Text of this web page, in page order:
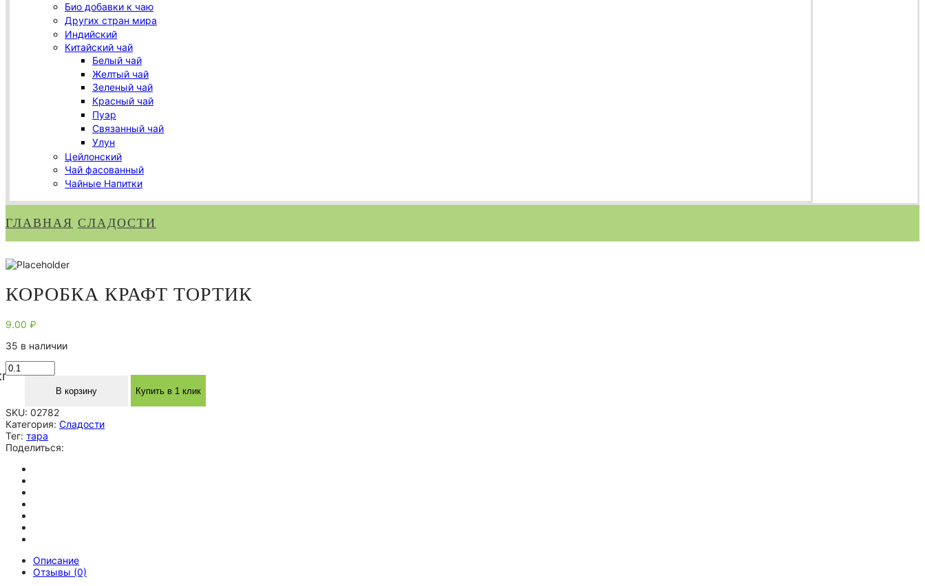
Био добавки к чаю
Других стран мира
Индийский
Китайский чай
Белый чай
Желтый чай
Зеленый чай
Красный чай
Пуэр
Связанный чай
Улун
Цейлонский
Чай фасованный
Чайные Напитки
ГЛАВНАЯ СЛАДОСТИ
КОРОБКА КРАФТ ТОРТИК
9.00 ₽
35 в наличии
Количество
товара
Тортик
В корзину Купить в 1 клик
SKU: 02782
Категория: Сладости
Тег: тара
Поделиться:
Описание
Отзывы (0)